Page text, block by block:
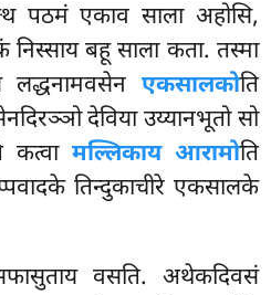
पठमं एकाव साला अहोसि,
निस्साय बहू साला कता. तस्मा
एकसालकोति
देविया उय्यानभूतो सो
कत्वा मल्लिकाय आरामोति
तिन्दुकाचीरे एकसालके
वसति. अथेकदिवसं